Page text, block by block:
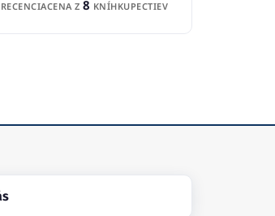
RECENCIACENA Z 8 KNÍHKUPECTIEV